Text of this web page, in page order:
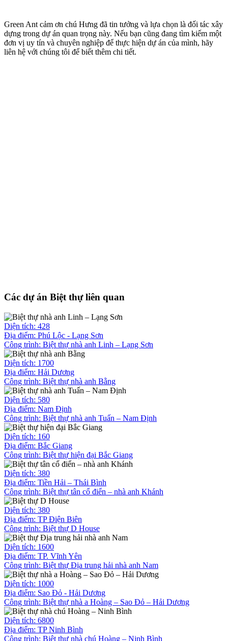
Green Ant cảm ơn chú Hưng đã tin tưởng và lựa chọn là đối tác xây
dựng trong dự án quan trọng này. Nếu bạn cũng đang tìm kiếm một
đơn vị uy tín và chuyên nghiệp để thực hiện dự án của mình, hãy
liên hệ với chúng tôi để biết thêm chi tiết.
Các dự án Biệt thự liên quan
Diện tích: 428
Địa điểm: Phú Lộc - Lạng Sơn
Công trình: Biệt thự nhà anh Linh – Lạng Sơn
Diện tích: 1700
Địa điểm: Hải Dương
Công trình: Biệt thự nhà anh Bằng
Diện tích: 580
Địa điểm: Nam Định
Công trình: Biệt thự nhà anh Tuấn – Nam Định
Diện tích: 160
Địa điểm: Bắc Giang
Công trình: Biệt thự hiện đại Bắc Giang
Diện tích: 380
Địa điểm: Tiền Hải – Thái Bình
Công trình: Biệt thự tân cổ điển – nhà anh Khánh
Diện tích: 380
Địa điểm: TP Điện Biên
Công trình: Biệt thự D House
Diện tích: 1600
Địa điểm: TP. Vĩnh Yên
Công trình: Biệt thự Địa trung hải nhà anh Nam
Diện tích: 1000
Địa điểm: Sao Đỏ - Hải Dương
Công trình: Biệt thự nhà a Hoàng – Sao Đỏ – Hải Dương
Diện tích: 6800
Địa điểm: TP Ninh Bình
Công trình: Biệt thự nhà chú Hoàng – Ninh Bình